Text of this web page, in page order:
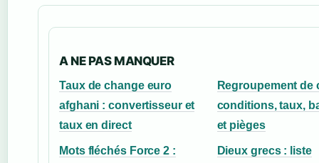
A NE PAS MANQUER
Taux de change euro
afghani : convertisseur et
taux en direct
Regroupement de
conditions, taux,
et pièges
Mots fléchés Force 2 :
Dieux grecs : liste